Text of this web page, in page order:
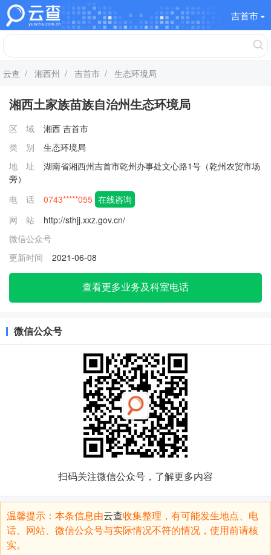
吉首市
云查 / 湘西州 / 吉首市 / 生态环境局
湘西土家族苗族自治州生态环境局
区 域 湘西 吉首市
类 别
生态环境局
地 址
湖南省湘西州吉首市乾州办事处文心路1号（乾州农贸市场
旁）
电 话
0743*****055 在线咨询
网 站
http://sthjj.xxz.gov.cn/
微信公众号
更新时间
2021-06-08
查看更多业务及科室电话
微信公众号
扫码关注微信公众号，了解更多内容
温馨提示：本条信息由云查收集整理，有可能发生地点、电
话、网站、微信公众号与实际情况不符的情况，使用前请核
实。